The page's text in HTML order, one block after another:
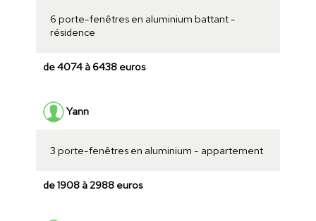
6 porte-fenêtres en aluminium battant -
résidence
de 4074 à 6438 euros
Yann
3 porte-fenêtres en aluminium - appartement
de 1908 à 2988 euros